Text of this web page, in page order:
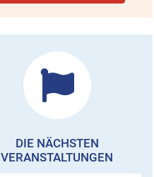
DIE NÄCHSTEN
VERANSTALTUNGEN